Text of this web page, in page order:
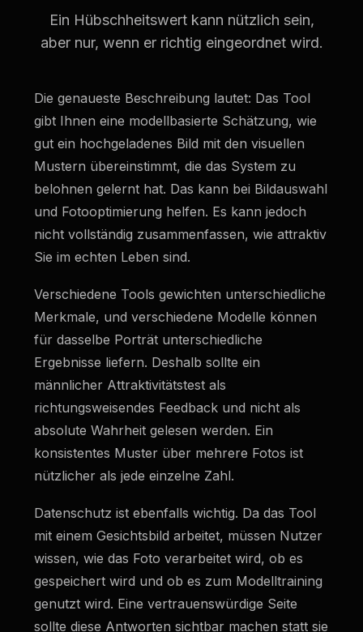
Ein Hübschheitswert kann nützlich sein,
aber nur, wenn er richtig eingeordnet wird.
Die genaueste Beschreibung lautet: Das Tool
gibt Ihnen eine modellbasierte Schätzung, wie
gut ein hochgeladenes Bild mit den visuellen
Mustern übereinstimmt, die das System zu
belohnen gelernt hat. Das kann bei Bildauswahl
und Fotooptimierung helfen. Es kann jedoch
nicht vollständig zusammenfassen, wie attraktiv
Sie im echten Leben sind.
Verschiedene Tools gewichten unterschiedliche
Merkmale, und verschiedene Modelle können
für dasselbe Porträt unterschiedliche
Ergebnisse liefern. Deshalb sollte ein
männlicher Attraktivitätstest als
richtungsweisendes Feedback und nicht als
absolute Wahrheit gelesen werden. Ein
konsistentes Muster über mehrere Fotos ist
nützlicher als jede einzelne Zahl.
Datenschutz ist ebenfalls wichtig. Da das Tool
mit einem Gesichtsbild arbeitet, müssen Nutzer
wissen, wie das Foto verarbeitet wird, ob es
gespeichert wird und ob es zum Modelltraining
genutzt wird. Eine vertrauenswürdige Seite
sollte diese Antworten sichtbar machen statt sie